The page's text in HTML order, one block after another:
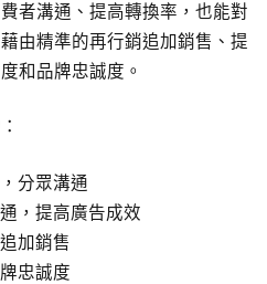
者溝通、提高轉換率，也能對
由精準的再行銷追加銷售、提
和品牌忠誠度。
分眾溝通
，提高廣告成效
加銷售
忠誠度